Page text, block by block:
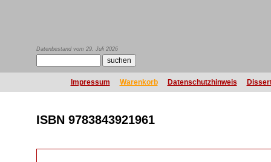
Datenbestand vom 29. Juli 2026
Impressum Warenkorb Datenschutzhinweis
ISBN 9783843921961